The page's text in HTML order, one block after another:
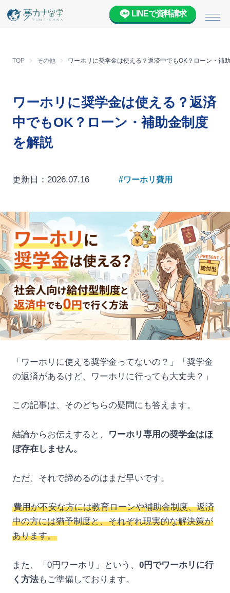
メ
LINEで資料請求
TOP その他 ワーホリに奨学金は使える？返済中でもOK？ローン・補
ワーホリに奨学金は使える？返済
中でもOK？ローン・補助金制度
を解説
更新日：2026.07.16 #ワーホリ費用
「ワーホリに使える奨学金ってないの？」「奨学金
の返済があるけど、ワーホリに行っても大丈夫？」
この記事は、そのどちらの疑問にも答えます。
結論からお伝えすると、
ワーホリ専用の奨学金はほ
ぼ存在しません。
ただ、それで諦めるのはまだ早いです。
費用が不安な方には教育ローンや補助金制度、返済
中の方には猶予制度と、それぞれ現実的な解決策が
あります。
また、「0円ワーホリ」という、 0円でワーホリに行
く方法もご準備しております。